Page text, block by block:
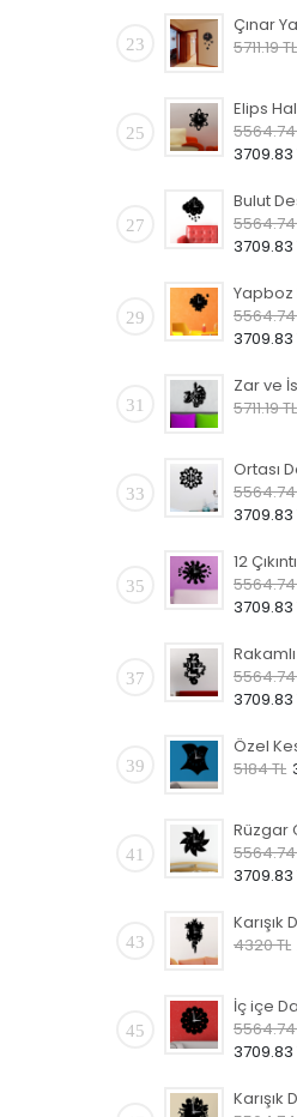
23
5711.19 TL
25
5564.74
3709.83
27
5564.74
3709.83
29
5564.74
3709.83
31
5711.19 TL
33
5564.74
3709.83
35
5564.74
3709.83
37
5564.74
3709.83
39
5184 TL
41
5564.74
3709.83
43
4320 TL
45
5564.74
3709.83